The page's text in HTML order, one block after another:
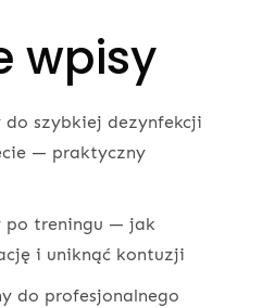
wpisy
do szybkiej dezynfekcji
— praktyczny
po treningu — jak
i uniknąć kontuzji
do profesjonalnego